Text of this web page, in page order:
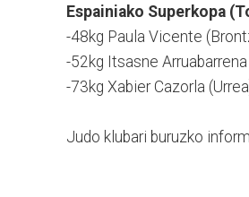
Espainiako Superkopa
-48kg Paula Vicente
-52kg Itsasne Arruabarrena
-73kg Xabier Cazorla
Judo klubari buruzko